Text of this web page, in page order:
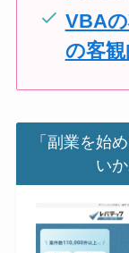
VBA
の客
「副業を始
い